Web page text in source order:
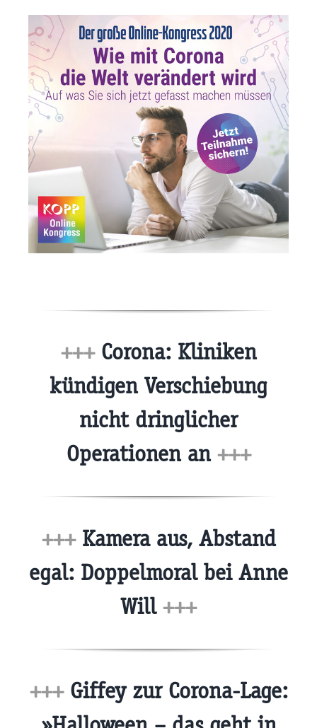
+++Corona: Kliniken
kündigen Verschiebung
nicht dringlicher
Operationen an +++
+++Kamera aus, Abstand
egal: Doppelmoral bei Anne
Will +++
+++Giffey zur Corona-Lage: